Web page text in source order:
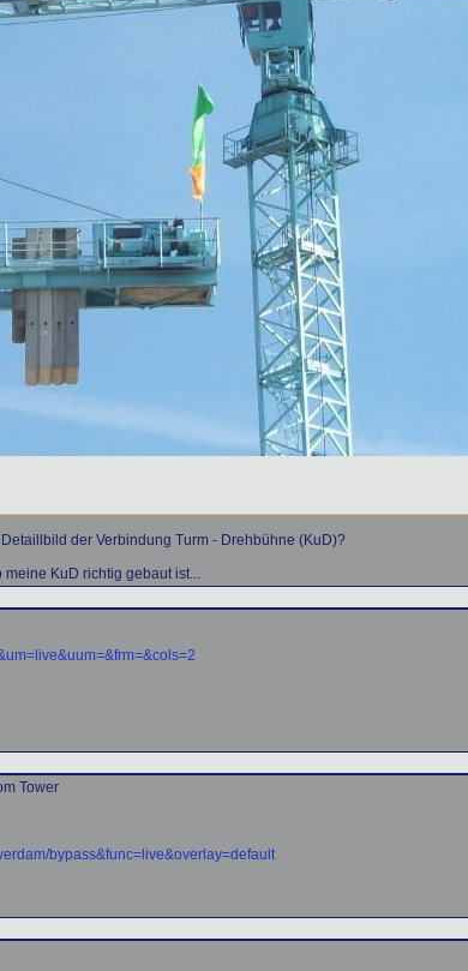
der Verbindung Turm - Drehbühne (KuD)?
KuD richtig gebaut ist...
Tower
bypass&func=live&overlay=default